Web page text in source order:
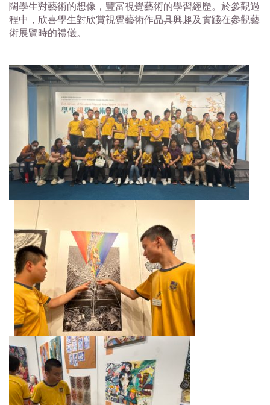
闊學生對藝術的想像，豐富視覺藝術的學習經歷。於參觀過
程中，欣喜學生對欣賞視覺藝術作品具興趣及實踐在參觀藝
術展覽時的禮儀。